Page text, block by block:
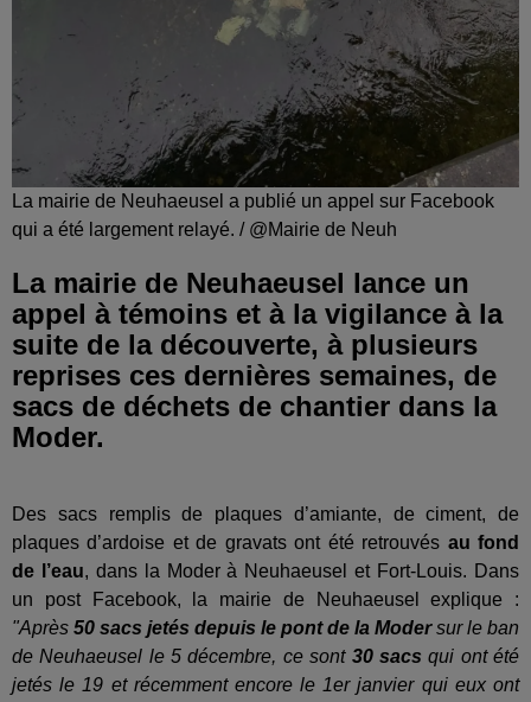
La mairie de Neuhaeusel a publié un appel sur Facebook
qui a été largement relayé. / @Mairie de Neuh
La mairie de Neuhaeusel lance un
appel à témoins et à la vigilance à la
suite de la découverte, à plusieurs
reprises ces dernières semaines, de
sacs de déchets de chantier dans la
Moder.
Des sacs remplis de plaques d’amiante, de ciment, de
plaques d’ardoise et de gravats ont été retrouvés au fond
de l’eau, dans la Moder à Neuhaeusel et Fort-Louis. Dans
un post Facebook, la mairie de Neuhaeusel explique :
"Après 50 sacs jetés depuis le pont de la Modersur le ban
de Neuhaeusel le 5 décembre, ce sont 30 sacs qui ont été
jetés le 19 et récemment encore le 1er janvier qui eux ont